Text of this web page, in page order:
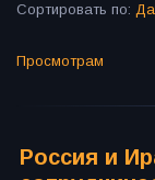
Сортировать по:
Просмотрам
Россия и